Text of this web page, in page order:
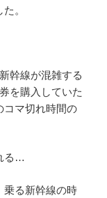
。
幹線が混雑する
を購入していた
コマ切れ時間の
る…
乗る新幹線の時